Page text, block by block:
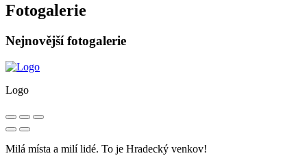
Fotogalerie
Nejnovější fotogalerie
Logo
Milá místa a milí lidé. To je Hradecký venkov!